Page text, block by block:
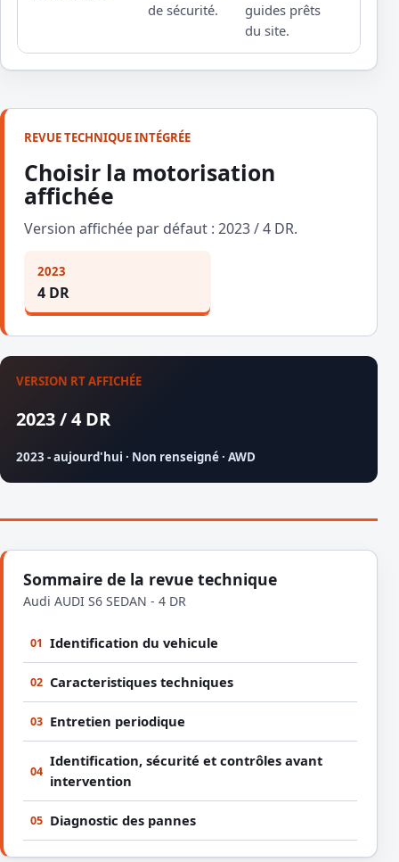
de sécurité.
guides prêts
du site.
REVUE TECHNIQUE INTÉGRÉE
Choisir la motorisation
affichée
Version affichée par défaut : 2023 / 4 DR.
2023
4 DR
VERSION RT AFFICHÉE
2023 / 4 DR
2023 - aujourd'hui · Non renseigné · AWD
Sommaire de la revue technique
Audi AUDI S6 SEDAN - 4 DR
01 Identification du vehicule
02 Caracteristiques techniques
03 Entretien periodique
04
Identification, sécurité et contrôles avant
intervention
05 Diagnostic des pannes